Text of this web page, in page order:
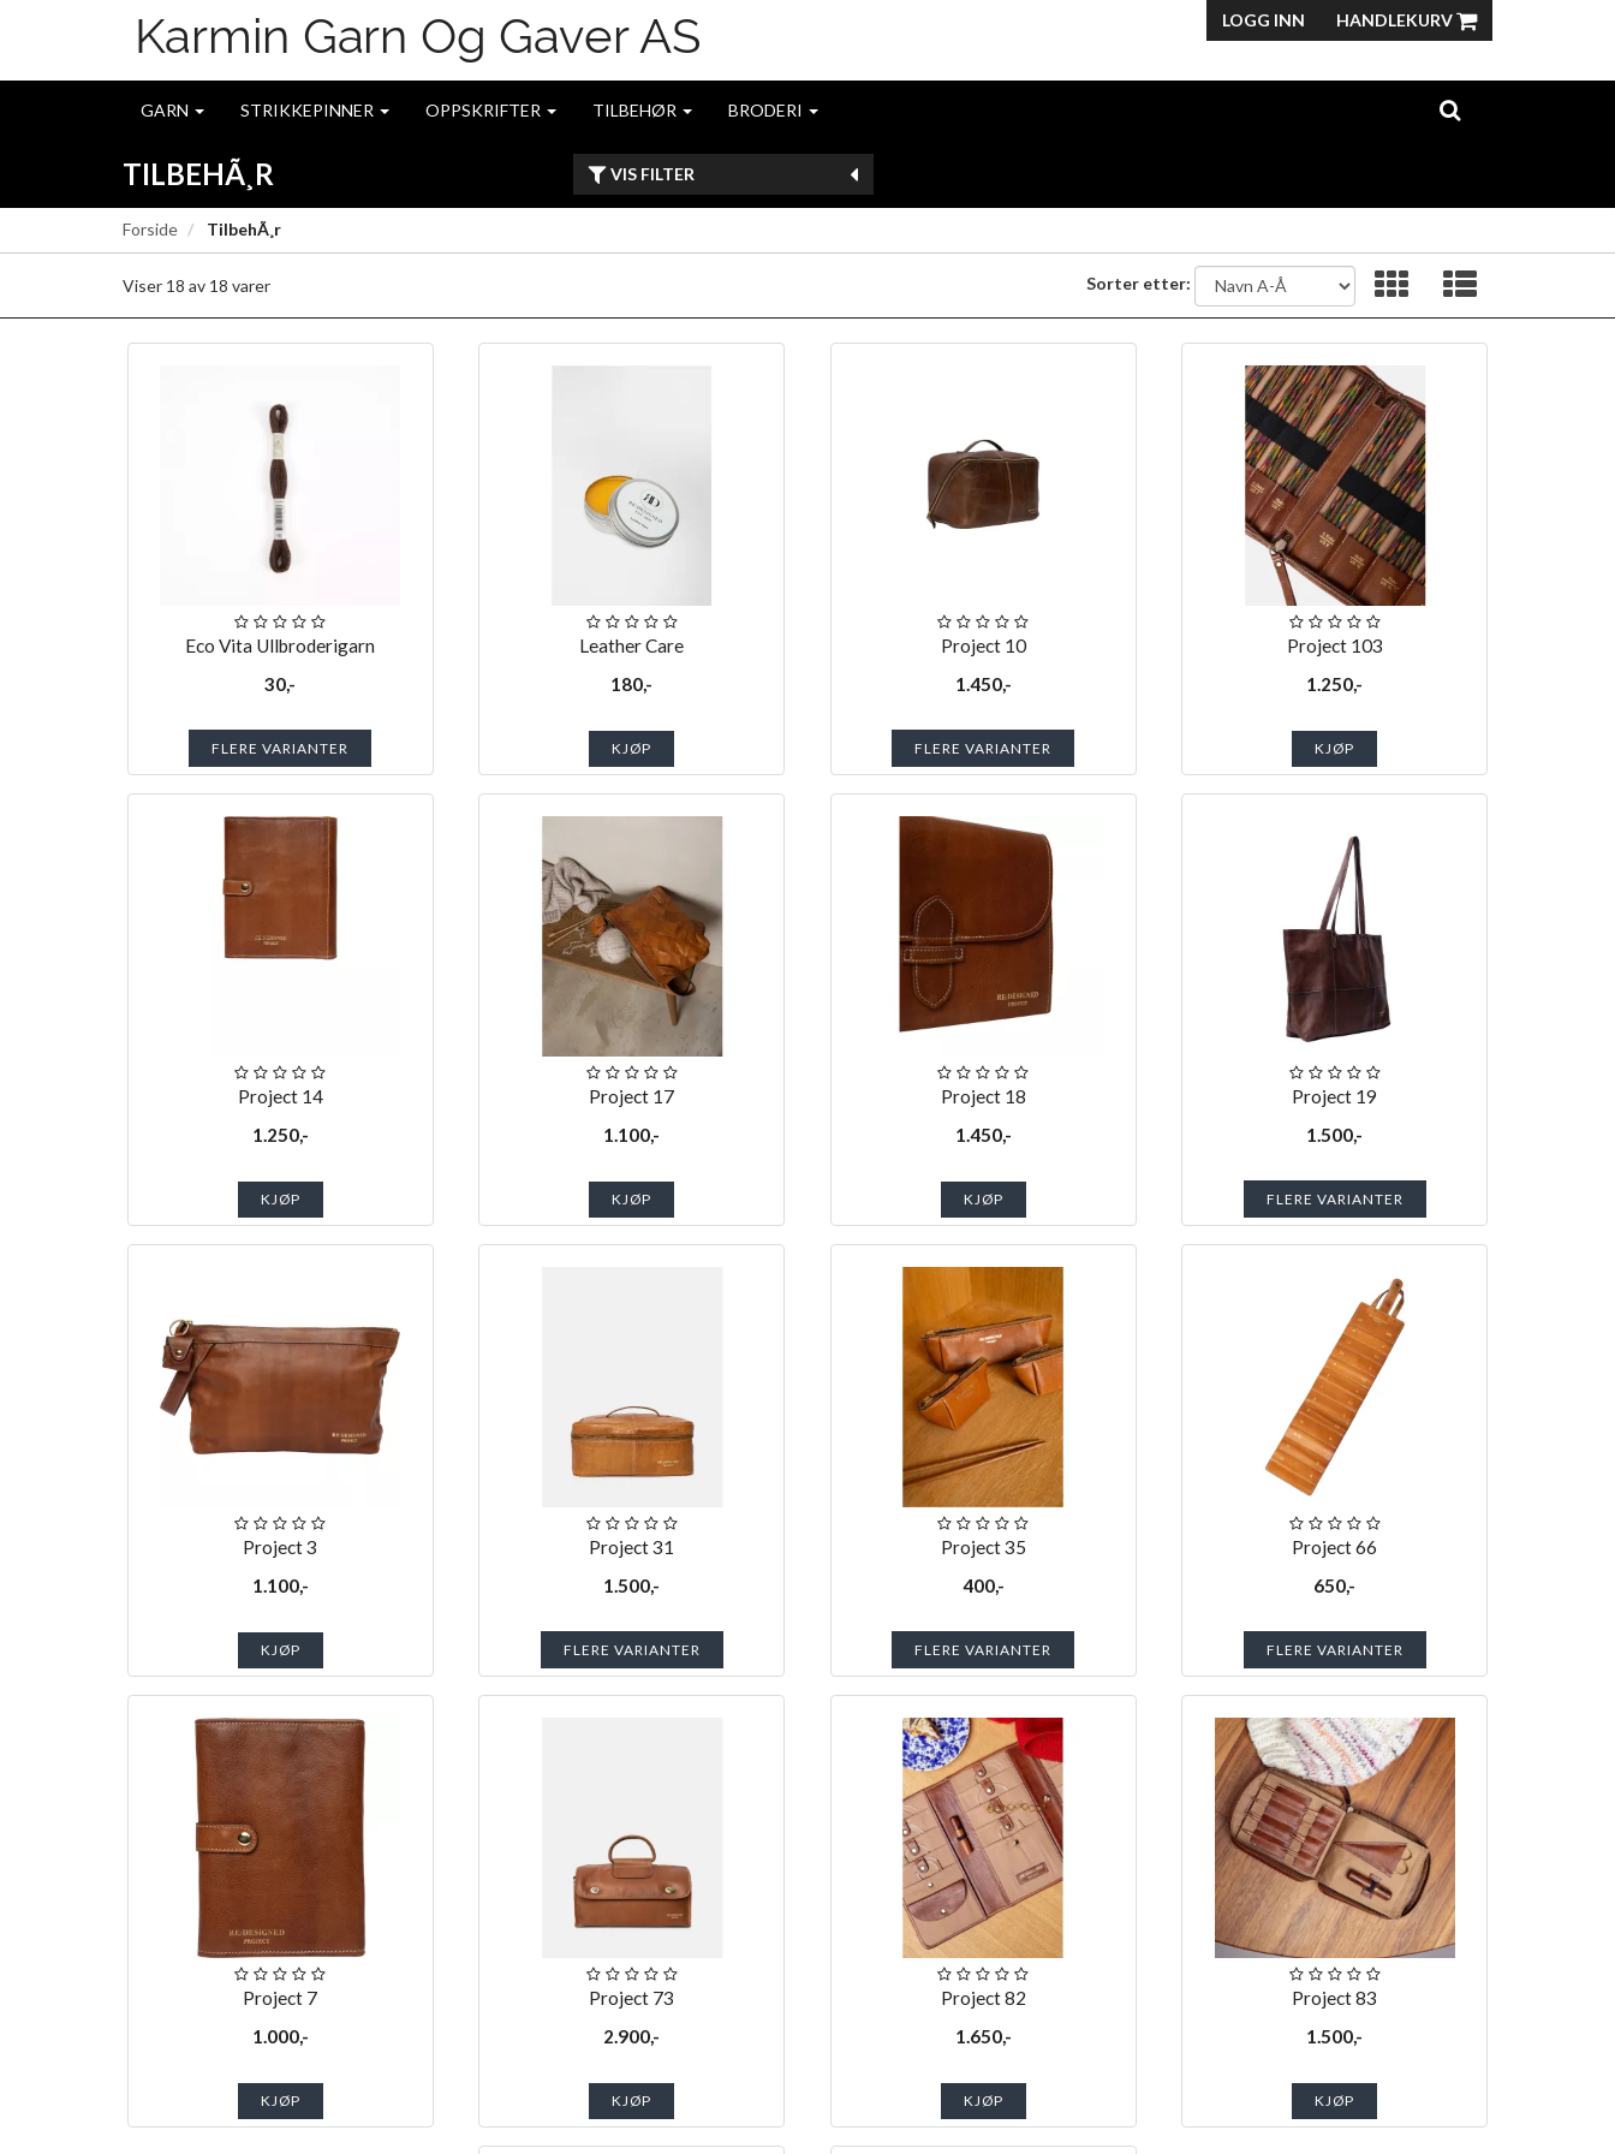
LOGG INN HANDLEKURV
GARN STRIKKEPINNER OPPSKRIFTER TILBEHØR BRODERI
TILBEHÃ¸R VIS FILTER
Forside TilbehÃ¸r
Viser 18 av 18 varer Sorter etter:
Eco Vita Ullbroderigarn
30,-
FLERE VARIANTER
Leather Care
180,-
KJØP
Project 10
1.450,-
FLERE VARIANTER
Project 103
1.250,-
KJØP
Project 14
1.250,-
KJØP
Project 17
1.100,-
KJØP
Project 18
1.450,-
KJØP
Project 19
1.500,-
FLERE VARIANTER
Project 3
1.100,-
KJØP
Project 31
1.500,-
FLERE VARIANTER
Project 35
400,-
FLERE VARIANTER
Project 66
650,-
FLERE VARIANTER
Project 7
1.000,-
KJØP
Project 73
2.900,-
KJØP
Project 82
1.650,-
KJØP
Project 83
1.500,-
KJØP